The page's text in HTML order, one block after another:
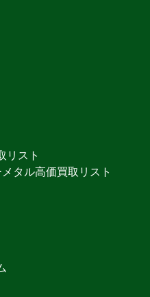
リスト
タル高価買取リスト